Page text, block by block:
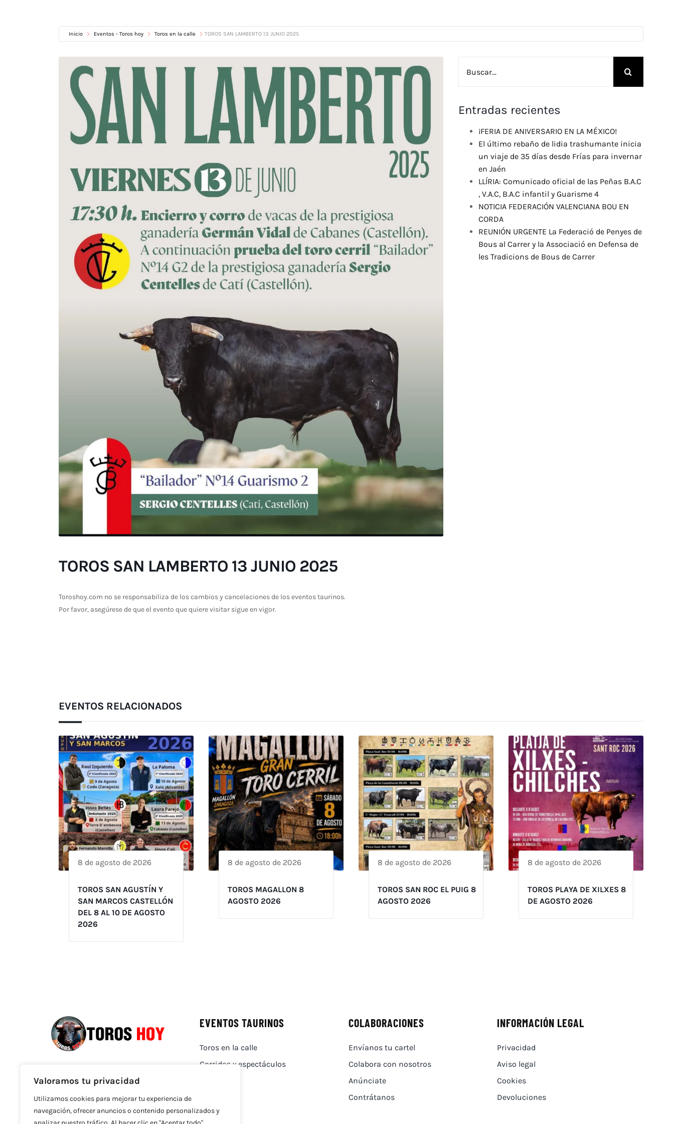
Valoramos tu privacidad
Utilizamos cookies para mejorar tu experiencia de
navegación, ofrecer anuncios o contenido personalizados y
Inicio Eventos - Toros hoy Toros en la calle TOROS SAN LAMBERTO 13 JUNIO 2025
TOROS SAN LAMBERTO 13 JUNIO 2025
Toroshoy.com no se responsabiliza de los cambios y cancelaciones de los eventos taurinos.
Por favor, asegúrese de que el evento que quiere visitar sigue en vigor.
Entradas recientes
¡FERIA DE ANIVERSARIO EN LA MÉXICO!
El último rebaño de lidia trashumante inicia
un viaje de 35 días desde Frías para invernar
en Jaén
LLÍRIA: Comunicado oficial de las Peñas B.A.C
, V.A.C, B.A.C infantil y Guarisme 4
NOTICIA FEDERACIÓN VALENCIANA BOU EN
CORDA
REUNIÓN URGENTE La Federació de Penyes de
Bous al Carrer y la Associació en Defensa de
les Tradicions de Bous de Carrer
EVENTOS RELACIONADOS
8 de agosto de 2026
TOROS SAN AGUSTÍN Y
SAN MARCOS CASTELLÓN
DEL 8 AL 10 DE AGOSTO
2026
8 de agosto de 2026
TOROS MAGALLON 8
AGOSTO 2026
8 de agosto de 2026
TOROS SAN ROC EL PUIG 8
AGOSTO 2026
8 de agosto de 2026
TOROS PLAYA DE XILXES 8
DE AGOSTO 2026
EVENTOS TAURINOS
Toros en la calle
Corridas y espectáculos
COLABORACIONES
Envíanos tu cartel
Colabora con nosotros
Anúnciate
Contrátanos
INFORMACIÓN LEGAL
Privacidad
Aviso legal
Cookies
Devoluciones